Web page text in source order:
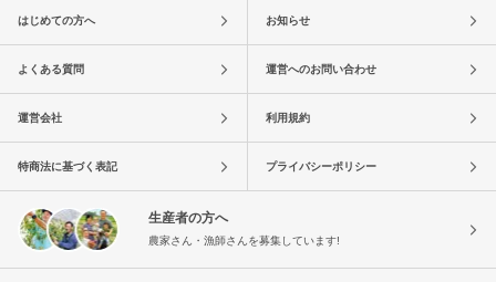
はじめての方へ お知らせ
よくある質問 運営へのお問い合わせ
運営会社 利用規約
特商法に基づく表記 プライバシーポリシー
生産者の方へ
農家さん・漁師さんを募集しています!